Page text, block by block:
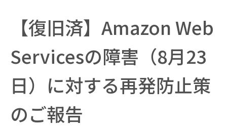
【復旧済】Amazon Web
Servicesの障害（8月23
日）に対する再発防止策
のご報告